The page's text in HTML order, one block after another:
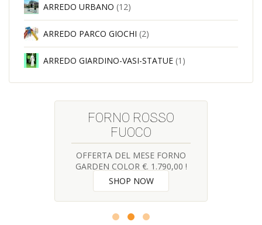
ARREDO URBANO (12)
ARREDO PARCO GIOCHI (2)
ARREDO GIARDINO-VASI-STATUE (1)
FORNO ROSSO
FUOCO
OFFERTA DEL MESE FORNO
GARDEN COLOR €. 1.790,00 !
SHOP NOW